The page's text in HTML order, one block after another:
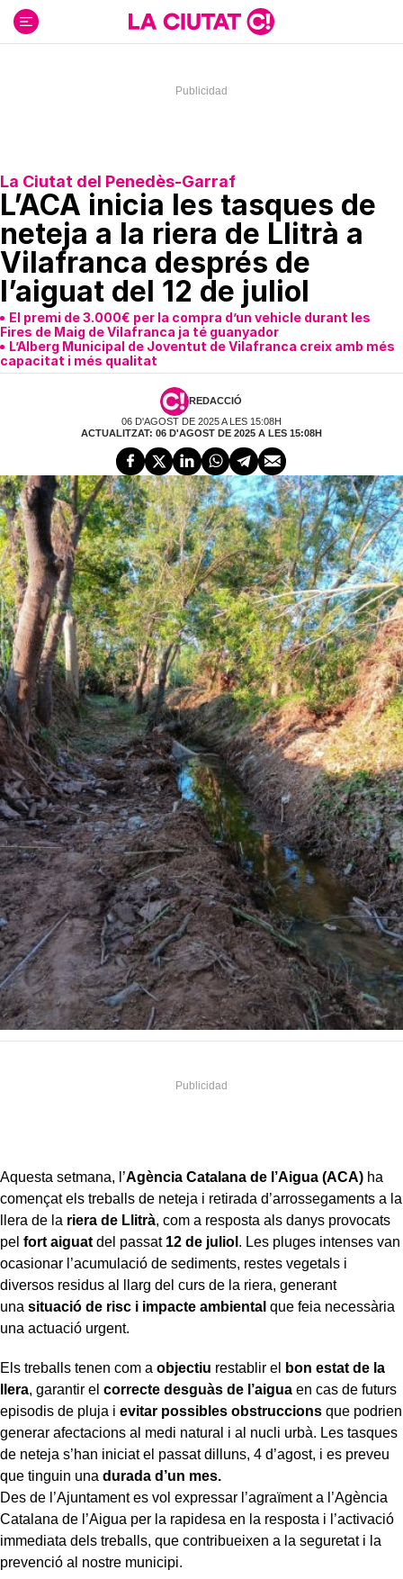
contenido
La Ciutat del Penedès-Garraf
L’ACA inicia les tasques de
neteja a la riera de Llitrà a
Vilafranca després de
l’aiguat del 12 de juliol
El premi de 3.000€ per la compra d’un vehicle durant les
Fires de Maig de Vilafranca ja té guanyador
L’Alberg Municipal de Joventut de Vilafranca creix amb més
capacitat i més qualitat
REDACCIÓ
06 D'AGOST DE 2025 A LES 15:08H
ACTUALITZAT: 06 D'AGOST DE 2025 A LES 15:08H
Aquesta setmana, l’Agència Catalana de l’Aigua (ACA) ha
començat els treballs de neteja i retirada d’arrossegaments a la
llera de la riera de Llitrà, com a resposta als danys provocats
pel fort aiguatdel passat 12 de juliol . Les pluges intenses van
ocasionar l’acumulació de sediments, restes vegetals i
diversos residus al llarg del curs de la riera, generant
una situació de risc i impacte ambiental que feia necessària
una actuació urgent.
Els treballs tenen com a objectiu restablir el
bon estat de la
llera, garantir el correcte desguàs de l’aigua en cas de futurs
episodis de pluja i evitar possibles obstruccions que podrien
generar afectacions al medi natural i al nucli urbà. Les tasques
de neteja s’han iniciat el passat dilluns, 4 d’agost, i es preveu
que tinguin una durada d’un mes.
Des de l’Ajuntament es vol expressar l’agraïment a l’Agència
Catalana de l’Aigua per la rapidesa en la resposta i l’activació
immediata dels treballs, que contribueixen a la seguretat i la
prevenció al nostre municipi.